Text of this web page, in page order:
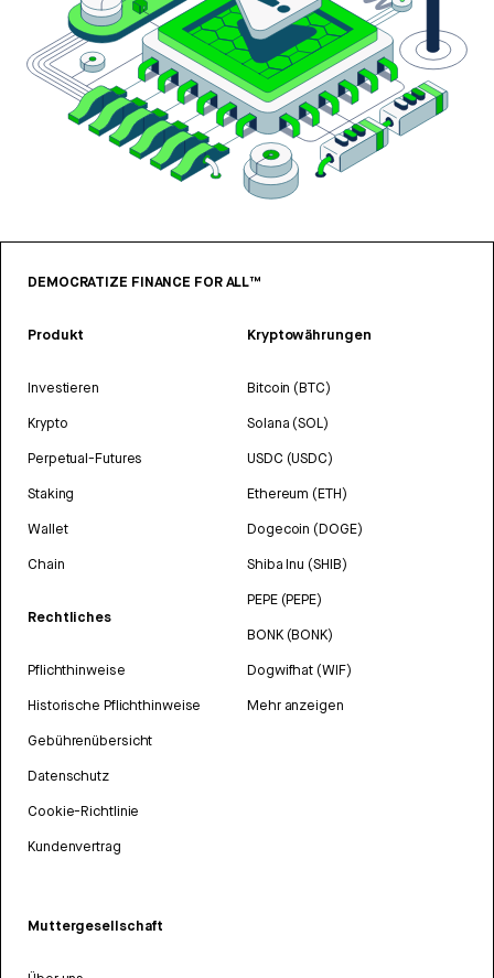
DEMOCRATIZE FINANCE FOR ALL™
Produkt
Investieren
Krypto
Perpetual-Futures
Staking
Wallet
Chain
Rechtliches
Pflichthinweise
Historische Pflichthinweise
Gebührenübersicht
Datenschutz
Cookie-Richtlinie
Kundenvertrag
Kryptowährungen
Bitcoin (BTC)
Solana (SOL)
USDC (USDC)
Ethereum (ETH)
Dogecoin (DOGE)
Shiba Inu (SHIB)
PEPE (PEPE)
BONK (BONK)
Dogwifhat (WIF)
Mehr anzeigen
Muttergesellschaft